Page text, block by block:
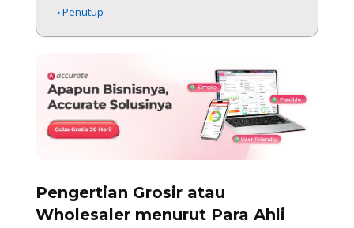
Penutup
Pengertian Grosir atau
Wholesaler menurut Para Ahli